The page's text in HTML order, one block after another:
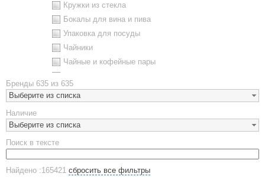
Кружки из стекла
Бокалы для вина и пива
Упаковка для посуды
Чайники
Чайные и кофейные пары
Наборы посуды
Предметы сервировки
Стаканы
Эко кружки
ЕВРОПОСУДА
Аксессуары
Ежедневники и блокноты
Бренды 635 из 635
Выберите из списка
Наличие
Выберите из списка
Поиск в тексте
Найдено :165421 сбросить все фильтры